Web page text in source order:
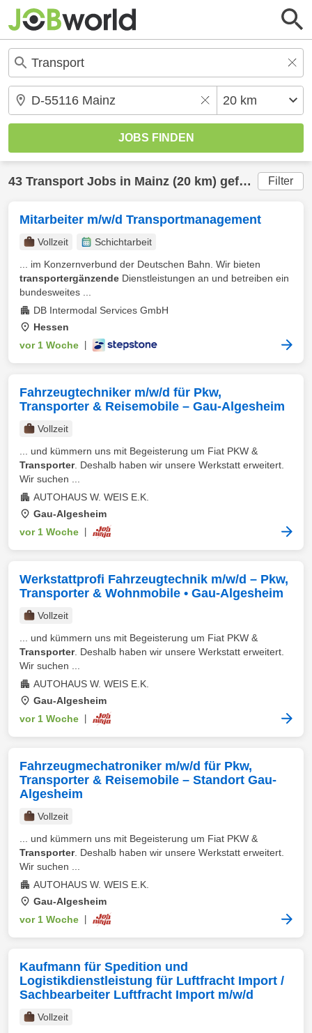
43 Transport Jobs in Mainz (20 km) gefunden Filter
Mitarbeiter m/w/d Transportmanagement
Vollzeit
Schichtarbeit
... im Konzernverbund der Deutschen Bahn. Wir bieten
transportergänzende Dienstleistungen an und betreiben ein
bundesweites ...
DB Intermodal Services GmbH
Hessen
vor 1 Woche
Fahrzeugtechniker m/w/d für Pkw,
Transporter & Reisemobile – Gau‑Algesheim
Vollzeit
... und kümmern uns mit Begeisterung um Fiat PKW &
Transporter. Deshalb haben wir unsere Werkstatt erweitert.
Wir suchen ...
AUTOHAUS W. WEIS E.K.
Gau-Algesheim
vor 1 Woche
Werkstattprofi Fahrzeugtechnik m/w/d – Pkw,
Transporter & Wohnmobile • Gau‑Algesheim
Vollzeit
... und kümmern uns mit Begeisterung um Fiat PKW &
Transporter. Deshalb haben wir unsere Werkstatt erweitert.
Wir suchen ...
AUTOHAUS W. WEIS E.K.
Gau-Algesheim
vor 1 Woche
Fahrzeugmechatroniker m/w/d für Pkw,
Transporter & Reisemobile – Standort Gau-
Algesheim
Vollzeit
... und kümmern uns mit Begeisterung um Fiat PKW &
Transporter. Deshalb haben wir unsere Werkstatt erweitert.
Wir suchen ...
AUTOHAUS W. WEIS E.K.
Gau-Algesheim
vor 1 Woche
Kaufmann für Spedition und
Logistikdienstleistung für Luftfracht Import /
Sachbearbeiter Luftfracht Import m/w/d
Vollzeit